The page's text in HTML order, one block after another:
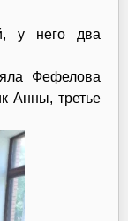
у него два
Фефелова
Анны, третье